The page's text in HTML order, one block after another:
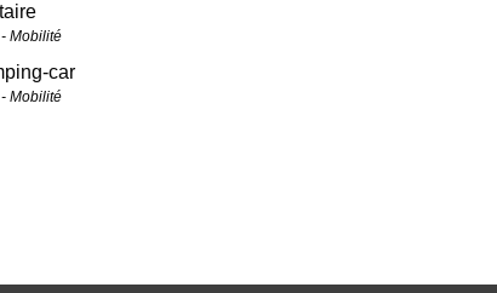
Mobilité
car
Mobilité